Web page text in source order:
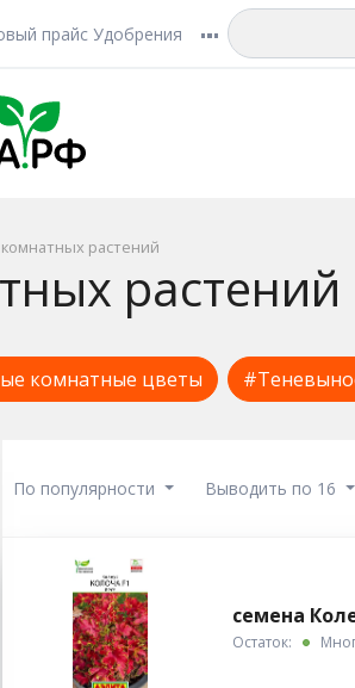
прайс Удобрения
растений
растений
комнатные цветы
По популярности Выводить по 16
семена
Остаток: